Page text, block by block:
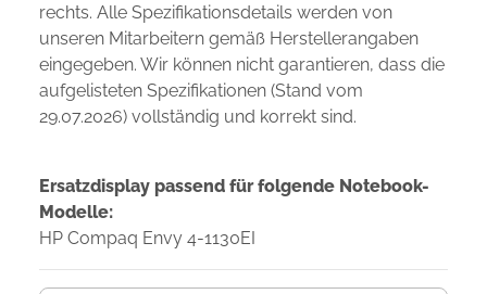
rechts. Alle Spezifikationsdetails werden von
unseren Mitarbeitern gemäß Herstellerangaben
eingegeben. Wir können nicht garantieren, dass die
aufgelisteten Spezifikationen (Stand vom
29.07.2026) vollständig und korrekt sind.
Ersatzdisplay passend für folgende Notebook-
Modelle:
HP Compaq Envy 4-1130EI